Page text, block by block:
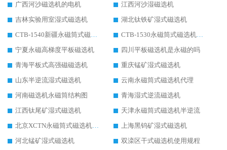
广西河沙磁选机的电机
江西河沙湿磁选机
吉林实验用室湿式磁选机
湖北钛铁矿湿式磁选机
CTB-1540新疆永磁筒式磁选机
CTB-1530永磁筒式磁选机代理商
宁夏永磁高梯度平板磁选机
四川平板磁选机是永磁的吗
青海平板式高强磁磁选机
重庆锰矿湿式磁选机
山东半逆流湿式磁选机
云南永磁筒式磁选机代理
河南磁选机永磁筒结构图
青海湿式逆流磁选机
江西钛尾矿湿式磁选机
天津永磁筒式磁选机半逆流
北京XCTN永磁筒式磁选机磁块位置
上海黑钨矿湿式磁选机
河北锰矿湿式磁选机
双滦区干式磁选机使用规程